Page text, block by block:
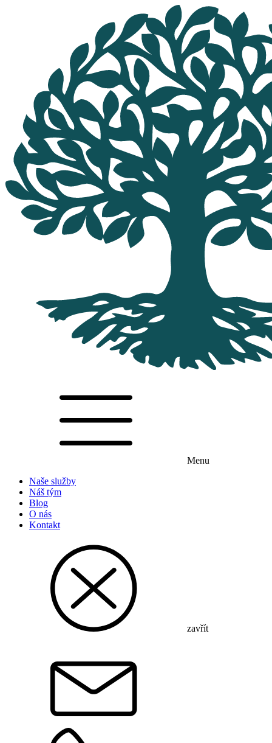
Menu
Naše služby
Náš tým
Blog
O nás
Kontakt
zavřít